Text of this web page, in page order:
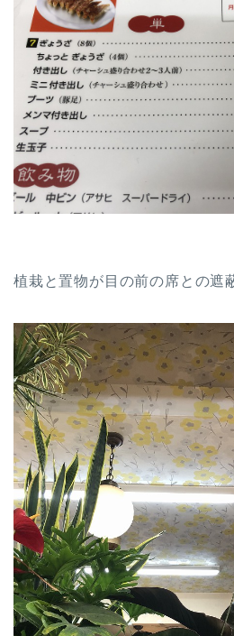
植栽と置物が目の前の席との遮